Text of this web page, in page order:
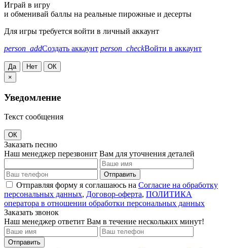
Играй в игру
и обменивай баллы на реальные пирожные и десерты
Для игры требуется войти в личный аккаунт
person_addСоздать аккаунт person_checkВойти в аккаунт
Да Нет
ОК
×
Уведомление
Текст сообщения
ОК
Заказать песню
Наш менеджер перезвонит Вам для уточнения деталей
Отправить
Отправляя форму я соглашаюсь на Согласие на обработку
персональных данных, Договор-оферта, ПОЛИТИКА
оператора в отношении обработки персональных данных
Заказать звонок
Наш менеджер ответит Вам в течение нескольких минут!
Отправить